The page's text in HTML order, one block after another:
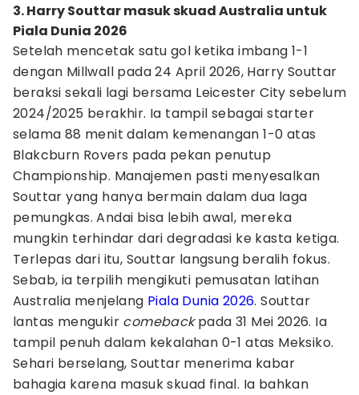
3. Harry Souttar masuk skuad Australia untuk
Piala Dunia 2026
Setelah mencetak satu gol ketika imbang 1-1
dengan Millwall pada 24 April 2026, Harry Souttar
beraksi sekali lagi bersama Leicester City sebelum
2024/2025 berakhir. Ia tampil sebagai starter
selama 88 menit dalam kemenangan 1-0 atas
Blakcburn Rovers pada pekan penutup
Championship. Manajemen pasti menyesalkan
Souttar yang hanya bermain dalam dua laga
pemungkas. Andai bisa lebih awal, mereka
mungkin terhindar dari degradasi ke kasta ketiga.
Terlepas dari itu, Souttar langsung beralih fokus.
Sebab, ia terpilih mengikuti pemusatan latihan
Australia menjelang Piala Dunia 2026. Souttar
lantas mengukir comebackpada 31 Mei 2026. Ia
tampil penuh dalam kekalahan 0-1 atas Meksiko.
Sehari berselang, Souttar menerima kabar
bahagia karena masuk skuad final. Ia bahkan